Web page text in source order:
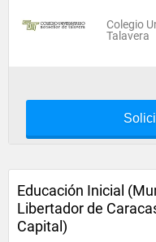
Colegio
Talavera
Educación Inicial
Libertador de
Capital)